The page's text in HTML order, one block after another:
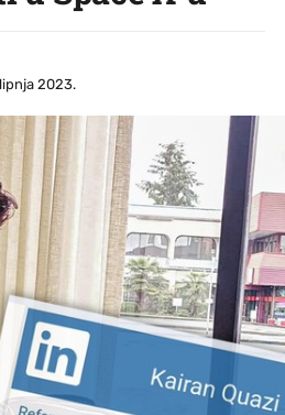
2023.